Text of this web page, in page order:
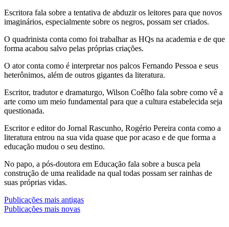
Escritora fala sobre a tentativa de abduzir os leitores para que novos
imaginários, especialmente sobre os negros, possam ser criados.
O quadrinista conta como foi trabalhar as HQs na academia e de que
forma acabou salvo pelas próprias criações.
O ator conta como é interpretar nos palcos Fernando Pessoa e seus
heterônimos, além de outros gigantes da literatura.
Escritor, tradutor e dramaturgo, Wilson Coêlho fala sobre como vê a
arte como um meio fundamental para que a cultura estabelecida seja
questionada.
Escritor e editor do Jornal Rascunho, Rogério Pereira conta como a
literatura entrou na sua vida quase que por acaso e de que forma a
educação mudou o seu destino.
No papo, a pós-doutora em Educação fala sobre a busca pela
construção de uma realidade na qual todas possam ser rainhas de
suas próprias vidas.
Navegação
por
Publicações mais antigas
Publicações mais novas